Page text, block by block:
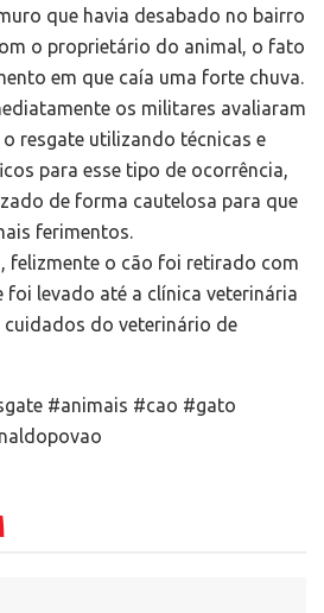
que havia desabado no bairro
o proprietário do animal, o fato
em que caía uma forte chuva.
os militares avaliaram
resgate utilizando técnicas e
para esse tipo de ocorrência,
de forma cautelosa para que
ferimentos.
felizmente o cão foi retirado com
foi levado até a clínica veterinária
do veterinário de
#animais #cao #gato